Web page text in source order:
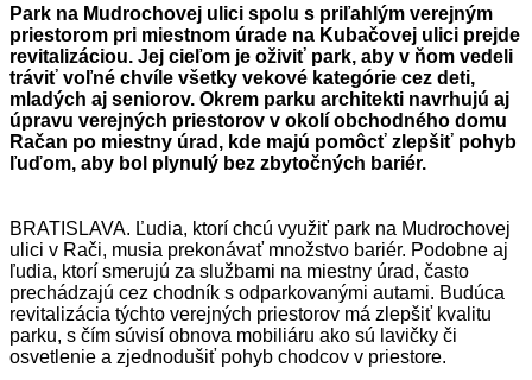
Park na Mudrochovej ulici spolu s priľahlým verejným
priestorom pri miestnom úrade na Kubačovej ulici prejde
revitalizáciou. Jej cieľom je oživiť park, aby v ňom vedeli
tráviť voľné chvíle všetky vekové kategórie cez deti,
mladých aj seniorov. Okrem parku architekti navrhujú aj
úpravu verejných priestorov v okolí obchodného domu
Račan po miestny úrad, kde majú pomôcť zlepšiť pohyb
ľuďom, aby bol plynulý bez zbytočných bariér.
BRATISLAVA. Ľudia, ktorí chcú využiť park na Mudrochovej
ulici v Rači, musia prekonávať množstvo bariér. Podobne aj
ľudia, ktorí smerujú za službami na miestny úrad, často
prechádzajú cez chodník s odparkovanými autami. Budúca
revitalizácia týchto verejných priestorov má zlepšiť kvalitu
parku, s čím súvisí obnova mobiliáru ako sú lavičky či
osvetlenie a zjednodušiť pohyb chodcov v priestore.